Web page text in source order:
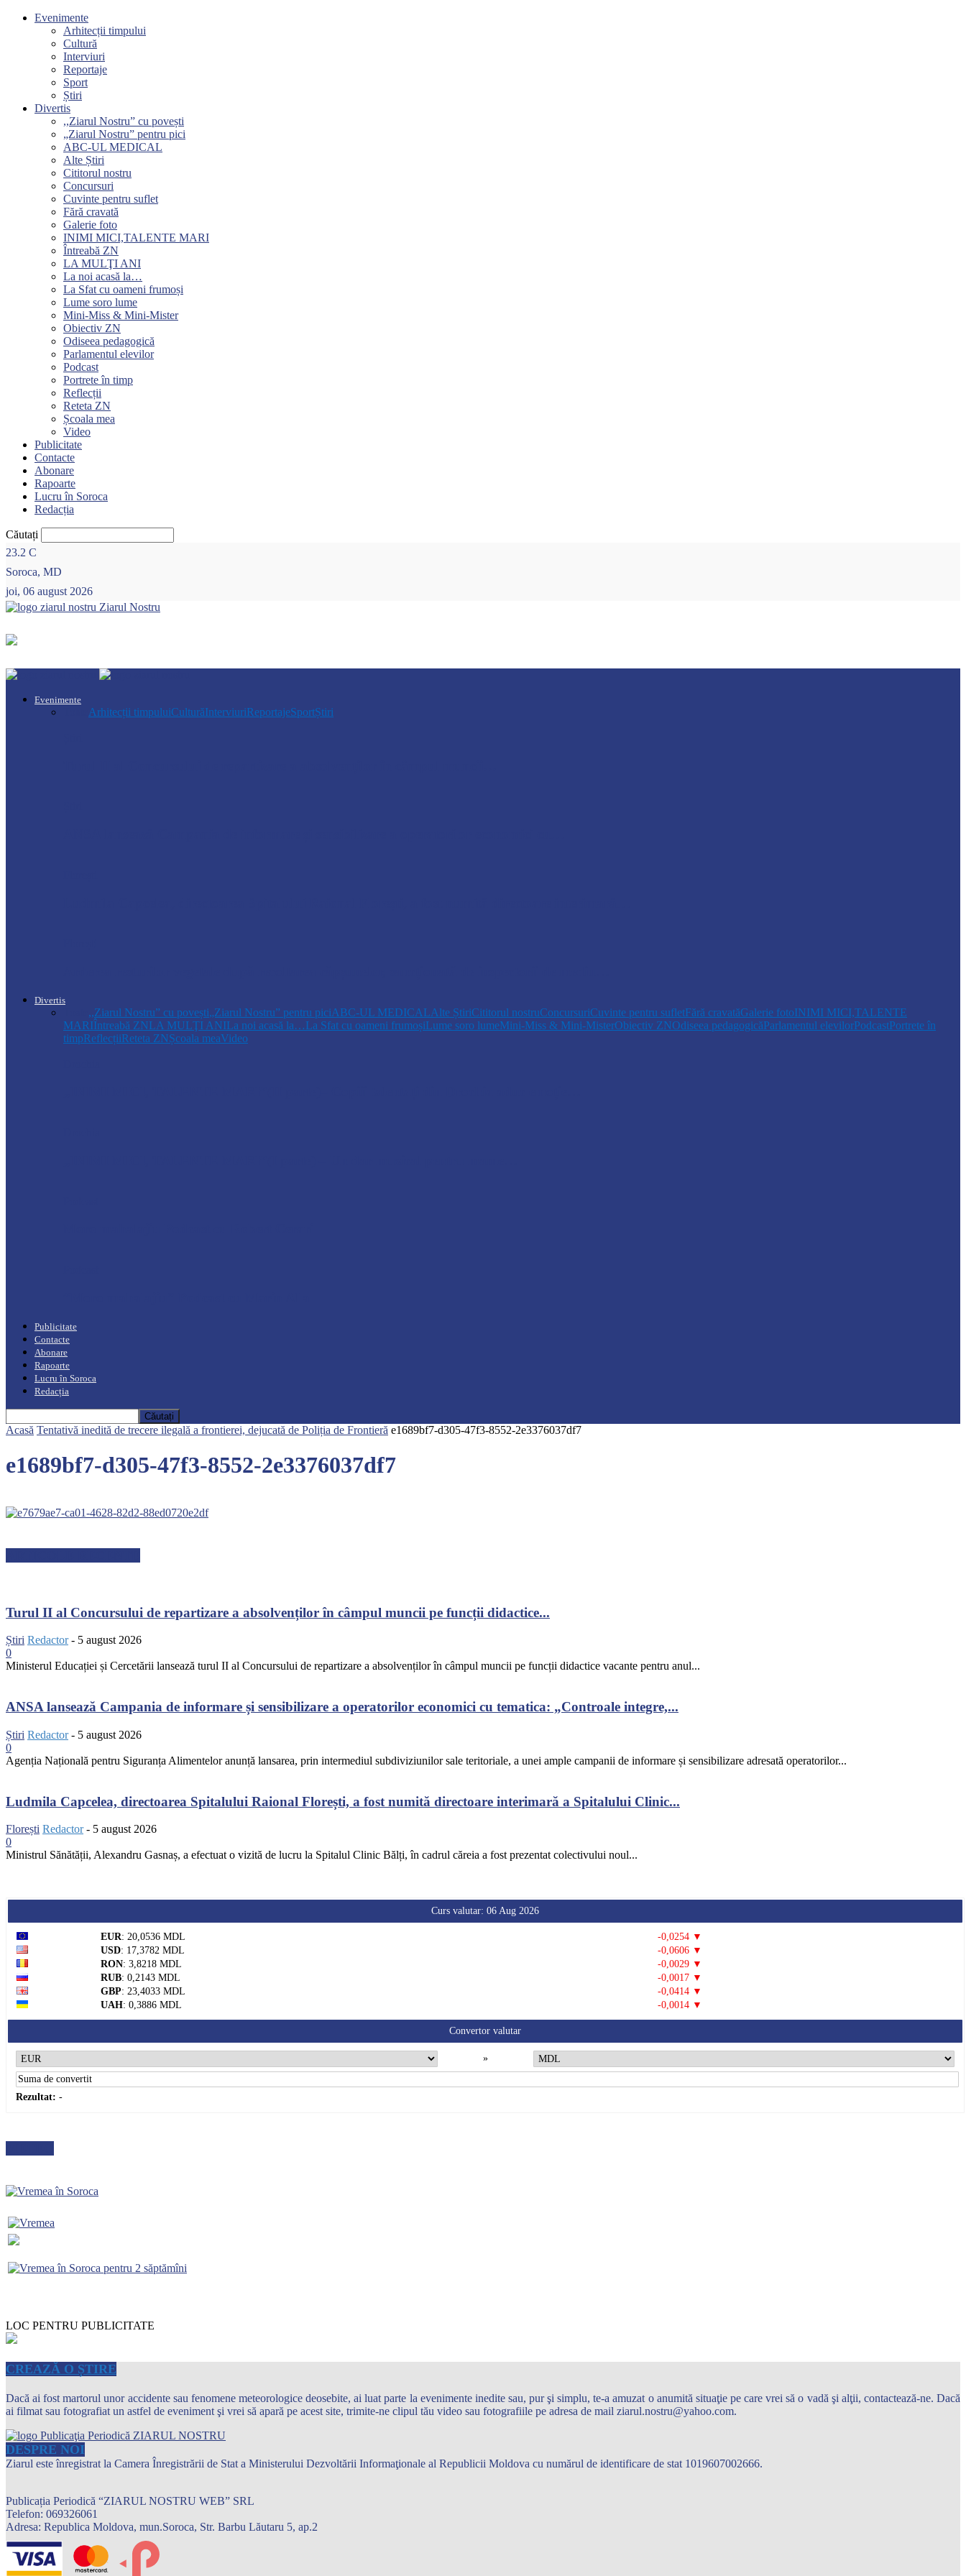
Evenimente
Arhitecții timpului
Cultură
Interviuri
Reportaje
Sport
Știri
Divertis
,,Ziarul Nostru” cu povești
„Ziarul Nostru” pentru pici
ABC-UL MEDICAL
Alte Știri
Cititorul nostru
Concursuri
Cuvinte pentru suflet
Fără cravată
Galerie foto
INIMI MICI,TALENTE MARI
Întreabă ZN
LA MULŢI ANI
La noi acasă la…
La Sfat cu oameni frumoși
Lume soro lume
Mini-Miss & Mini-Mister
Obiectiv ZN
Odiseea pedagogică
Parlamentul elevilor
Podcast
Portrete în timp
Reflecții
Reteta ZN
Școala mea
Video
Publicitate
Contacte
Abonare
Rapoarte
Lucru în Soroca
Redacția
Căutați
23.2 C
Soroca, MD
joi, 06 august 2026
Ziarul Nostru
Evenimente
Arhitecții timpuluiCulturăInterviuriReportajeSportȘtiri
Divertis
,,Ziarul Nostru” cu povești„Ziarul Nostru” pentru piciABC-UL MEDICALAlte ȘtiriCititorul nostruConcursuriCuvinte pentru sufletFără cravatăGalerie fotoINIMI MICI,TALENTE
MARIÎntreabă ZNLA MULŢI ANILa noi acasă la…La Sfat cu oameni frumoșiLume soro lumeMini-Miss & Mini-MisterObiectiv ZNOdiseea pedagogicăParlamentul elevilorPodcastPortrete în
timpReflecțiiReteta ZNȘcoala meaVideo
Publicitate
Contacte
Abonare
Rapoarte
Lucru în Soroca
Redacția
Acasă Tentativă inedită de trecere ilegală a frontierei, dejucată de Poliția de Frontieră e1689bf7-d305-47f3-8552-2e3376037df7
e1689bf7-d305-47f3-8552-2e3376037df7
Turul II al Concursului de repartizare a absolvenților în câmpul muncii pe funcții didactice...
Știri Redactor - 5 august 2026
0
Ministerul Educației și Cercetării lansează turul II al Concursului de repartizare a absolvenților în câmpul muncii pe funcții didactice vacante pentru anul...
ANSA lansează Campania de informare și sensibilizare a operatorilor economici cu tematica: „Controale integre,...
Știri Redactor - 5 august 2026
0
Agenția Națională pentru Siguranța Alimentelor anunță lansarea, prin intermediul subdiviziunilor sale teritoriale, a unei ample campanii de informare și sensibilizare adresată operatorilor...
Ludmila Capcelea, directoarea Spitalului Raional Florești, a fost numită directoare interimară a Spitalului Clinic...
Florești Redactor - 5 august 2026
0
Ministrul Sănătății, Alexandru Gasnaș, a efectuat o vizită de lucru la Spitalul Clinic Bălți, în cadrul căreia a fost prezentat colectivului noul...
Curs valutar: 06 Aug 2026
EUR: 20,0536 MDL
-0,0254 ▼
USD: 17,3782 MDL
-0,0606 ▼
RON: 3,8218 MDL
-0,0029 ▼
RUB: 0,2143 MDL
-0,0017 ▼
GBP: 23,4033 MDL
-0,0414 ▼
UAH: 0,3886 MDL -0,0014 ▼
Convertor valutar
»
Rezultat: -
LOC PENTRU PUBLICITATE
CREAZĂ O ȘTIRE
Dacă ai fost martorul unor accidente sau fenomene meteorologice deosebite, ai luat parte la evenimente inedite sau, pur şi simplu, te-a amuzat o anumită situaţie pe care vrei să o vadă şi alţii, contactează-ne. Dacă
ai filmat sau fotografiat un astfel de eveniment şi vrei să apară pe acest site, trimite-ne clipul tău video sau fotografiile pe adresa de mail ziarul.nostru@yahoo.com.
DESPRE NOI
Ziarul este înregistrat la Camera Înregistrării de Stat a Ministerului Dezvoltării Informaţionale al Republicii Moldova cu numărul de identificare de stat 1019607002666.
Publicația Periodică “ZIARUL NOSTRU WEB” SRL
Telefon: 069326061
Adresa: Republica Moldova, mun.Soroca, Str. Barbu Lăutaru 5, ap.2